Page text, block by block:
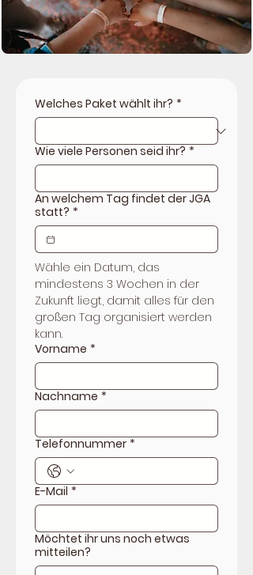
Welches Paket wählt ihr? *
Wie viele Personen seid ihr? *
An welchem Tag findet der JGA
statt? *
Wähle ein Datum, das
mindestens 3 Wochen in der
Zukunft liegt, damit alles für den
großen Tag organisiert werden
kann.
Vorname *
Nachname *
Telefonnummer *
E-Mail *
Möchtet ihr uns noch etwas
mitteilen?